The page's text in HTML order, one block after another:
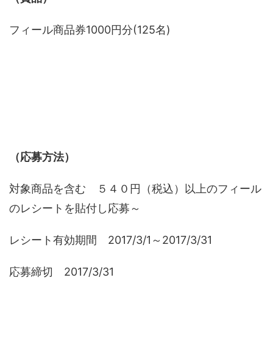
フィール商品券1000円分(125名)
（応募方法）
対象商品を含む ５４０円（税込）以上のフィール
のレシートを貼付し応募～
レシート有効期間 2017/3/1～2017/3/31
応募締切 2017/3/31